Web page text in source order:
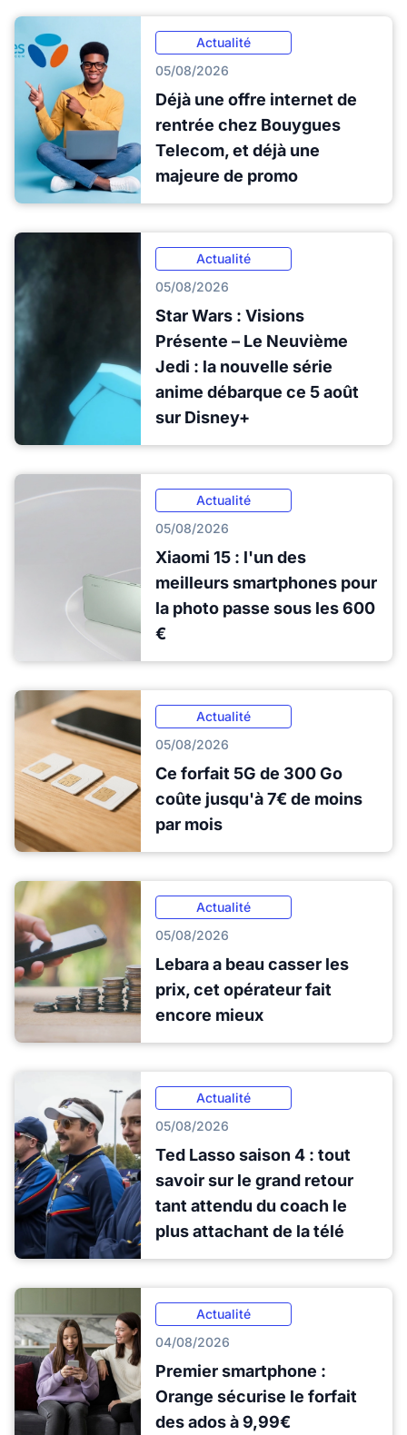
Actualité
05/08/2026
Déjà une offre internet de
rentrée chez Bouygues
Telecom, et déjà une
majeure de promo
Actualité
05/08/2026
Star Wars : Visions
Présente – Le Neuvième
Jedi : la nouvelle série
anime débarque ce 5 août
sur Disney+
Actualité
05/08/2026
Xiaomi 15 : l'un des
meilleurs smartphones pour
la photo passe sous les 600
€
Actualité
05/08/2026
Ce forfait 5G de 300 Go
coûte jusqu'à 7€ de moins
par mois
Actualité
05/08/2026
Lebara a beau casser les
prix, cet opérateur fait
encore mieux
Actualité
05/08/2026
Ted Lasso saison 4 : tout
savoir sur le grand retour
tant attendu du coach le
plus attachant de la télé
Actualité
04/08/2026
Premier smartphone :
Orange sécurise le forfait
des ados à 9,99€